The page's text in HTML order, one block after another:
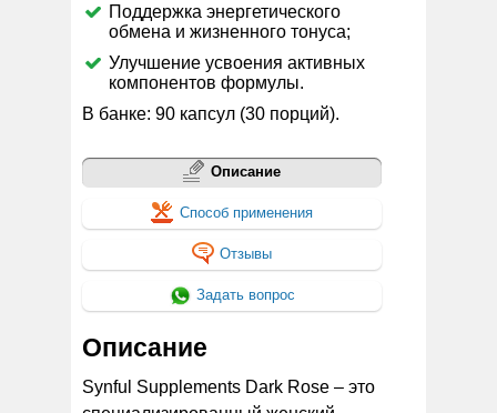
Поддержка энергетического
обмена и жизненного тонуса;
Улучшение усвоения активных
компонентов формулы.
В банке: 90 капсул (30 порций).
Описание
Способ применения
Отзывы
Задать вопрос
Описание
Synful Supplements Dark Rose – это